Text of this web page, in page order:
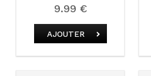
9.99 €
AJOUTER